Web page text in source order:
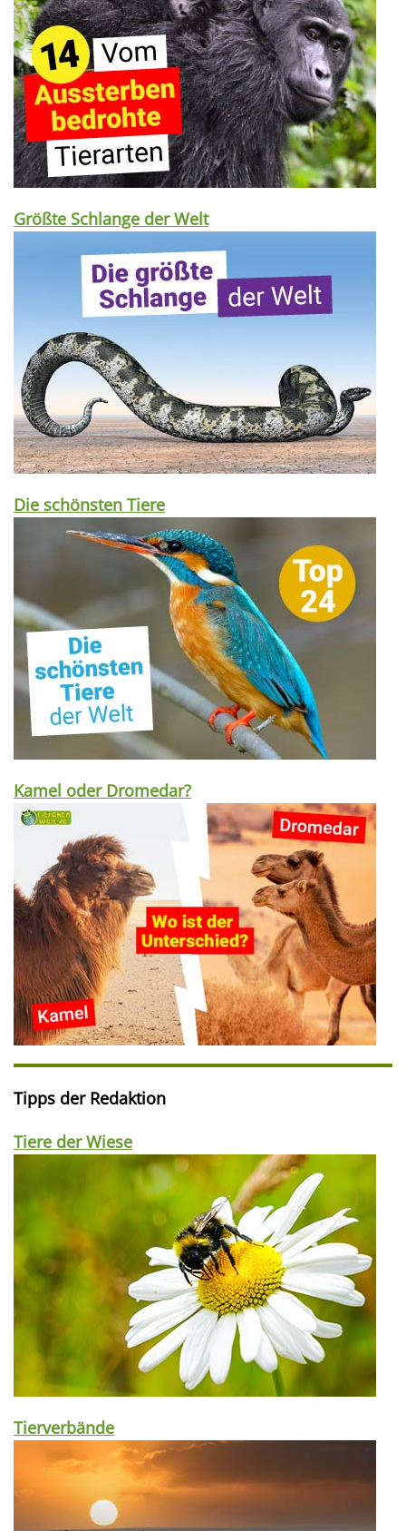
Größte Schlange der Welt
Die schönsten Tiere
Kamel oder Dromedar?
Tipps der Redaktion
Tiere der Wiese
Tierverbände